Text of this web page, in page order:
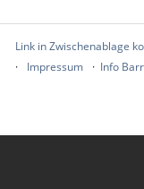
Link in Zwischenablage
Impressum
Info